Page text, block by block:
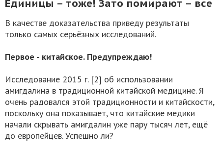
Единицы – тоже! Зато помирают – все
В качестве доказательства приведу результаты
только самых серьёзных исследований.
Первое - китайское. Предупреждаю!
Исследование 2015 г. [2] об использовании
амигдалина в традиционной китайской медицине. Я
очень радовался этой традиционности и китайскости,
поскольку она показывает, что китайские медики
начали скрывать амигдалин уже пару тысяч лет, ещё
до европейцев. Успешно ли?